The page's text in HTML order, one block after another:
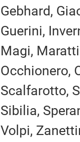
Gebhard,
Guerini,
Magi,
Occhionero,
Scalfarotto,
Sibilia,
Volpi,